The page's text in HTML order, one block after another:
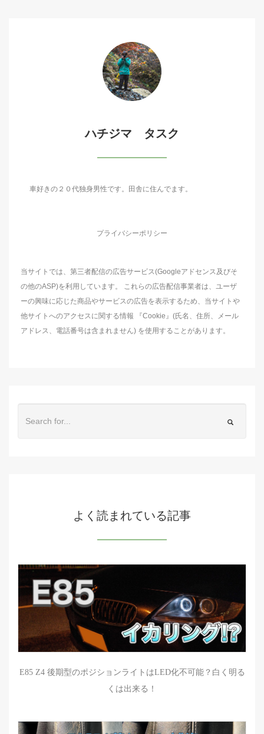
ハチジマ タスク
車好きの２０代独身男性です。田舎に住んでます。
プライバシーポリシー
当サイトでは、第三者配信の広告サービス(Googleアドセンス及びそ
の他のASP)を利用しています。 これらの広告配信事業者は、ユーザ
ーの興味に応じた商品やサービスの広告を表示するため、当サイトや
他サイトへのアクセスに関する情報 『Cookie』(氏名、住所、メール
アドレス、電話番号は含まれません) を使用することがあります。
よく読まれている記事
E85 Z4 後期型のポジションライトはLED化不可能？白く明る
くは出来る！